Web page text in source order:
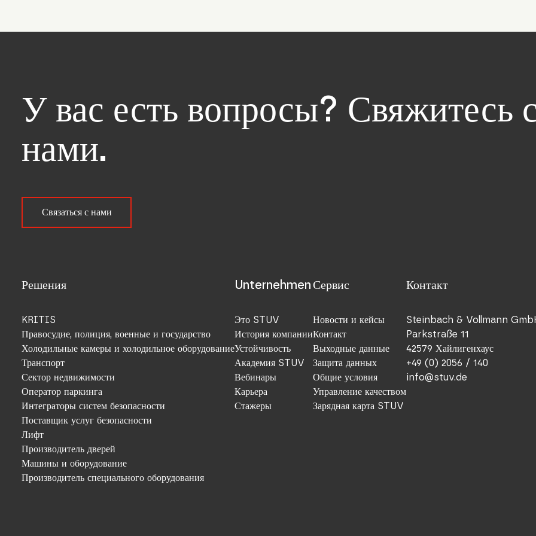
У вас есть вопросы? Свяжитесь
нами.
Связаться с нами
Решения
KRITIS
Правосудие, полиция, военные и государство
Холодильные камеры и холодильное оборудование
Транспорт
Сектор недвижимости
Оператор паркинга
Интеграторы систем безопасности
Поставщик услуг безопасности
Лифт
Производитель дверей
Машины и оборудование
Производитель специального оборудования
Unternehmen
Это STUV
История компании
Устойчивость
Академия STUV
Вебинары
Карьера
Стажеры
Сервис
Новости и кейсы
Контакт
Выходные данные
Защита данных
Общие условия
Управление качеством
Зарядная карта STUV
Контакт
Steinbach & Vollmann
Parkstraße 11
42579 Хайлигенхаус
+49 (0) 2056 / 140
info@stuv.de